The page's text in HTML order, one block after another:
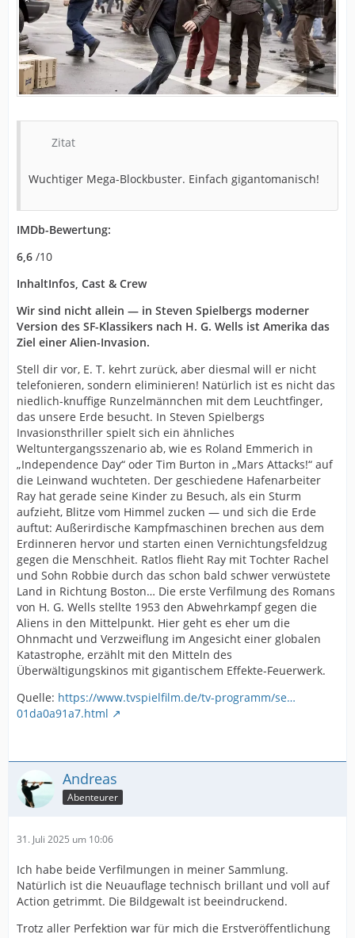
Zitat
Wuchtiger Mega-Blockbuster. Einfach gigantomanisch!
IMDb-Bewertung:
6,6 /10
InhaltInfos, Cast & Crew
Wir sind nicht allein — in Steven Spielbergs moderner
Version des SF-Klassikers nach H. G. Wells ist Amerika das
Ziel einer Alien-Invasion.
Stell dir vor, E. T. kehrt zurück, aber diesmal will er nicht
telefonieren, sondern eliminieren! Natürlich ist es nicht das
niedlich-knuffige Runzelmännchen mit dem Leuchtfinger,
das unsere Erde besucht. In Steven Spielbergs
Invasionsthriller spielt sich ein ähnliches
Weltuntergangsszenario ab, wie es Roland Emmerich in
„Independence Day“ oder Tim Burton in „Mars Attacks!“ auf
die Leinwand wuchteten. Der geschiedene Hafenarbeiter
Ray hat gerade seine Kinder zu Besuch, als ein Sturm
aufzieht, Blitze vom Himmel zucken — und sich die Erde
auftut: Außerirdische Kampfmaschinen brechen aus dem
Erdinneren hervor und starten einen Vernichtungsfeldzug
gegen die Menschheit. Ratlos flieht Ray mit Tochter Rachel
und Sohn Robbie durch das schon bald schwer verwüstete
Land in Richtung Boston… Die erste Verfilmung des Romans
von H. G. Wells stellte 1953 den Abwehrkampf gegen die
Aliens in den Mittelpunkt. Hier geht es eher um die
Ohnmacht und Verzweiflung im Angesicht einer globalen
Katastrophe, erzählt mit den Mitteln des
Überwältigungskinos mit gigantischem Effekte-Feuerwerk.
Quelle: https://www.tvspielfilm.de/tv-programm/se…
01da0a91a7.html
Andreas
Abenteurer
31. Juli 2025 um 10:06
Ich habe beide Verfilmungen in meiner Sammlung.
Natürlich ist die Neuauflage technisch brillant und voll auf
Action getrimmt. Die Bildgewalt ist beeindruckend.
Trotz aller Perfektion war für mich die Erstveröffentlichung